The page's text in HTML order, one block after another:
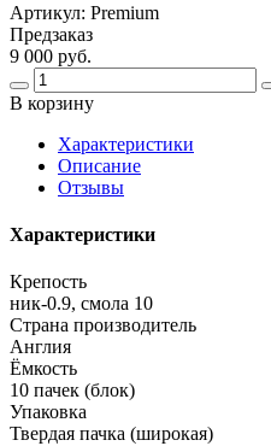
Артикул: Premium
Предзаказ
9 000 руб.
В корзину
Харaктеристики
Описание
Отзывы
Характеристики
Крепость
ник-0.9, смола 10
Страна производитель
Англия
Ёмкость
10 пачек (блок)
Упаковка
Твердая пачка (широкая)